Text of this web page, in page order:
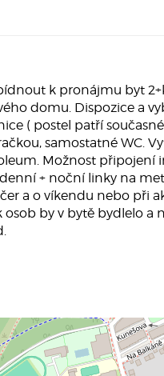
k pronájmu byt
domu. Dispozice a
( postel patří
samostatné WC.
Možnost připojení
+ noční linky na
a o víkendu nebo
by v bytě bydlelo